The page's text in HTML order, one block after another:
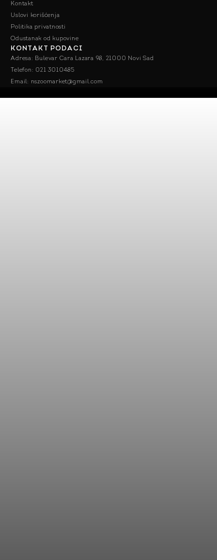
Kontakt
Uslovi korišćenja
Politika privatnosti
Odustanak od kupovine
KONTAKT PODACI
Adresa: Bulevar Cara Lazara 98, 21000 Novi Sad
Telefon: 021 3010485
Email: nszoomarket@gmail.com